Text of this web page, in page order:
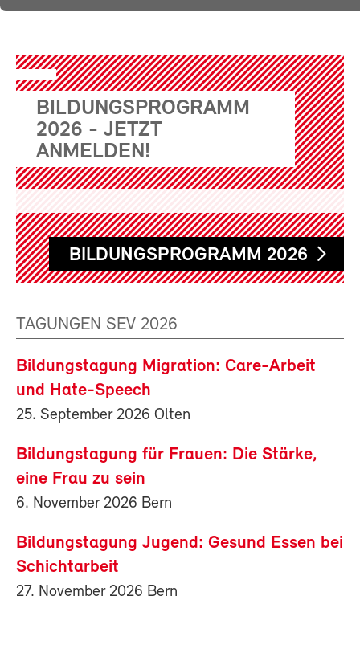
BILDUNGSPROGRAMM
2026 - JETZT
ANMELDEN!
BILDUNGSPROGRAMM 2026
TAGUNGEN SEV 2026
Bildungstagung Migration: Care-Arbeit
und Hate-Speech
25. September 2026 Olten
Bildungstagung für Frauen: Die Stärke,
eine Frau zu sein
6. November 2026 Bern
Bildungstagung Jugend: Gesund Essen bei
Schichtarbeit
27. November 2026 Bern